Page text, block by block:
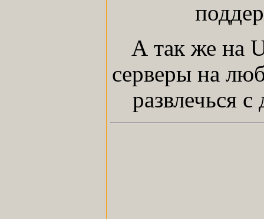
А так же на
серверы на
развлечься